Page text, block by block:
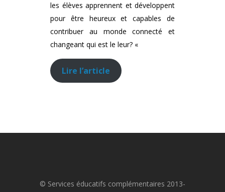
les élèves apprennent et développent
pour être heureux et capables de
contribuer au monde connecté et
changeant qui est le leur? «
Lire l’article
© Services éducatifs complémentaires 2013-